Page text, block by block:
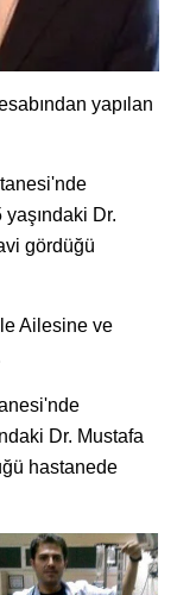
yapılan
Dr.
gördüğü
Ailesine ve
Dr. Mustafa
hastanede